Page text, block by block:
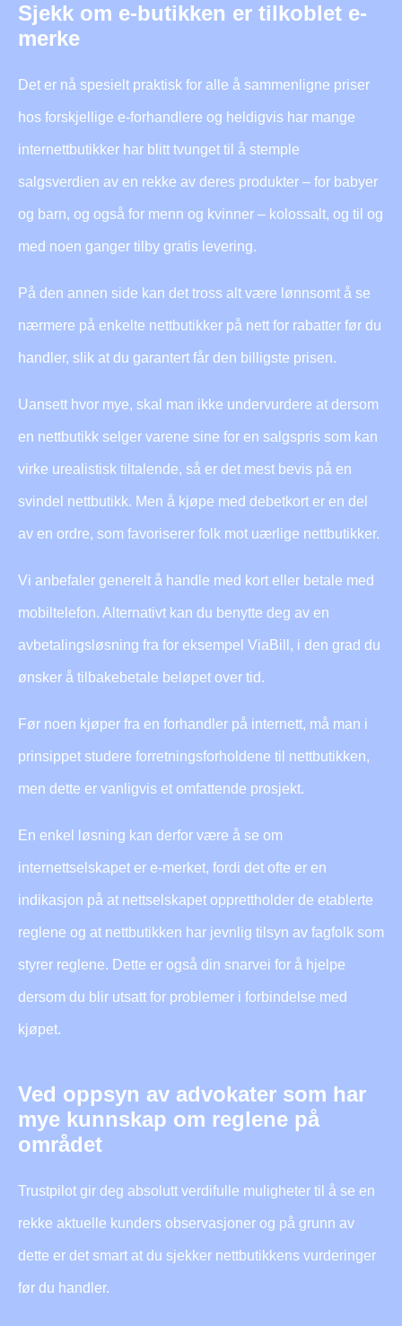
Sjekk om e-butikken er tilkoblet e-
merke
Det er nå spesielt praktisk for alle å sammenligne priser
hos forskjellige e-forhandlere og heldigvis har mange
internettbutikker har blitt tvunget til å stemple
salgsverdien av en rekke av deres produkter – for babyer
og barn, og også for menn og kvinner – kolossalt, og til og
med noen ganger tilby gratis levering.
På den annen side kan det tross alt være lønnsomt å se
nærmere på enkelte nettbutikker på nett for rabatter før du
handler, slik at du garantert får den billigste prisen.
Uansett hvor mye, skal man ikke undervurdere at dersom
en nettbutikk selger varene sine for en salgspris som kan
virke urealistisk tiltalende, så er det mest bevis på en
svindel nettbutikk. Men å kjøpe med debetkort er en del
av en ordre, som favoriserer folk mot uærlige nettbutikker.
Vi anbefaler generelt å handle med kort eller betale med
mobiltelefon. Alternativt kan du benytte deg av en
avbetalingsløsning fra for eksempel ViaBill, i den grad du
ønsker å tilbakebetale beløpet over tid.
Før noen kjøper fra en forhandler på internett, må man i
prinsippet studere forretningsforholdene til nettbutikken,
men dette er vanligvis et omfattende prosjekt.
En enkel løsning kan derfor være å se om
internettselskapet er e-merket, fordi det ofte er en
indikasjon på at nettselskapet opprettholder de etablerte
reglene og at nettbutikken har jevnlig tilsyn av fagfolk som
styrer reglene. Dette er også din snarvei for å hjelpe
dersom du blir utsatt for problemer i forbindelse med
kjøpet.
Ved oppsyn av advokater som har
mye kunnskap om reglene på
området
Trustpilot gir deg absolutt verdifulle muligheter til å se en
rekke aktuelle kunders observasjoner og på grunn av
dette er det smart at du sjekker nettbutikkens vurderinger
før du handler.